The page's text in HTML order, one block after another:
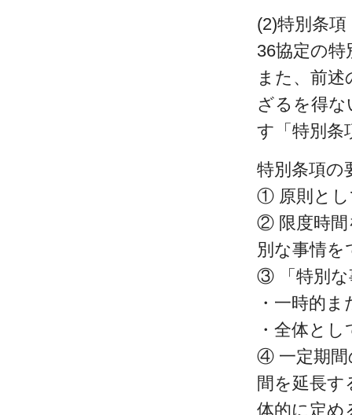
(2)特別条項
36協定の
また、前
ざるを得
す「特別条
特別条項の
① 原則とし
② 限度時間
別な事情
③ 「特別な
・一時的
・全体と
④ 一定期間
間を延長す
体的に定め